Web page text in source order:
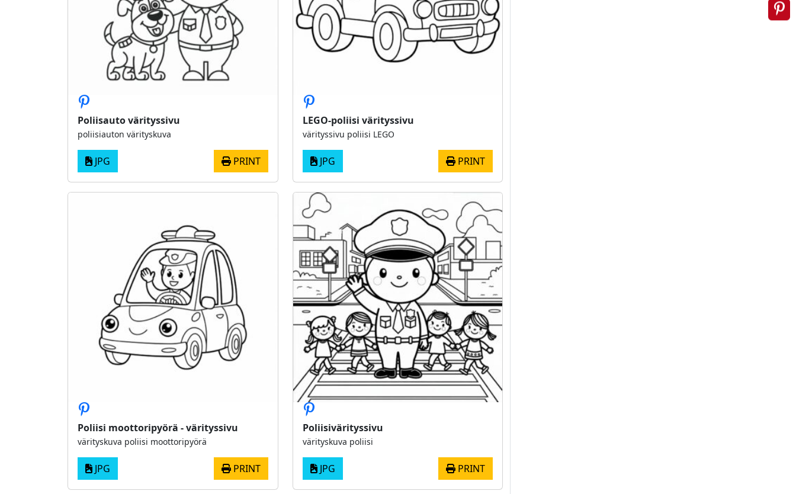
Poliisauto värityssivu
poliisiauton värityskuva
JPG PRINT
LEGO-poliisi värityssivu
värityssivu poliisi LEGO
JPG PRINT
Poliisi moottoripyörä - värityssivu
värityskuva poliisi moottoripyörä
JPG PRINT
Poliisivärityssivu
värityskuva poliisi
JPG PRINT